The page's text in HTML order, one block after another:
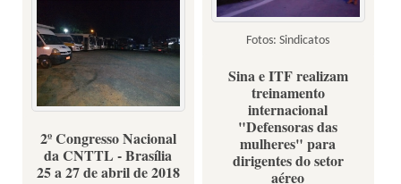
Fotos: Sindicatos
principais cidades do Brasil
Sina e ITF realizam
treinamento
internacional
"Defensoras das
mulheres" para
dirigentes do setor
aéreo
2º Congresso Nacional
da CNTTL - Brasília
25 a 27 de abril de 2018